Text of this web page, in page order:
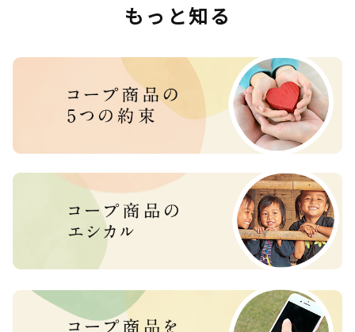
もっと知る